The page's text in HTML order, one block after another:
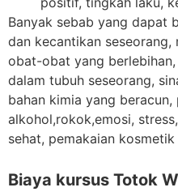
Banyak sebab yang dapat
dan kecantikan seseorang,
obat-obat yang
dalam tubuh seseorang,
bahan kimia yang beracun,
alkohol,rokok,emosi,
sehat, pemakaian
Biaya kursus Totok